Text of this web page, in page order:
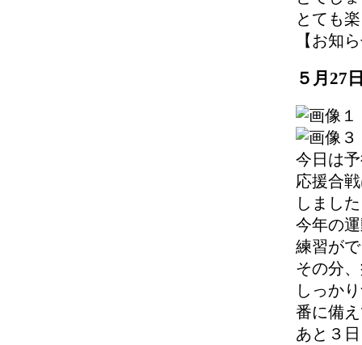
とても
【お知
５月27
今日は
応援合
しまし
今年の
練習が
その分
しっか
番に備
あと３